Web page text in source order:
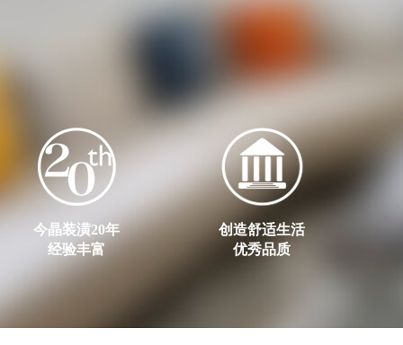
今晶装潢20年
经验丰富
创造舒适生活
优秀品质